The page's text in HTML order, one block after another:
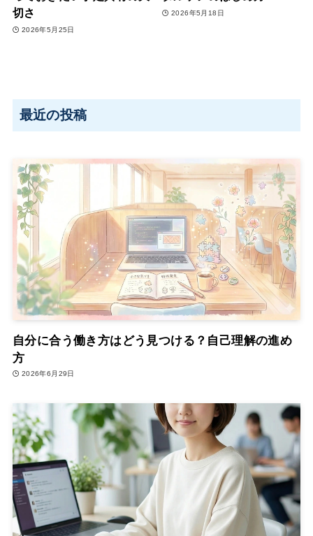
切さ
2026年5月25日
2026年5月18日
最近の投稿
自分に合う働き方はどう見つける？自己理解の進め
方
2026年6月29日